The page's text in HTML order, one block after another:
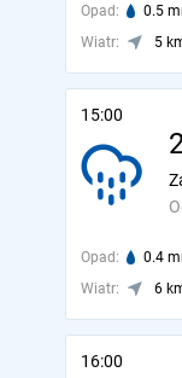
Opad: 0.5
Wiatr:
5
15:00
Opad: 0.4
Wiatr:
6
16:00